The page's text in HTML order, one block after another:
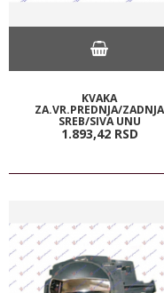
KVAKA
ZA.VR.PREDNJA/ZADNJA
SREB/SIVA UNU
1.893,42 RSD